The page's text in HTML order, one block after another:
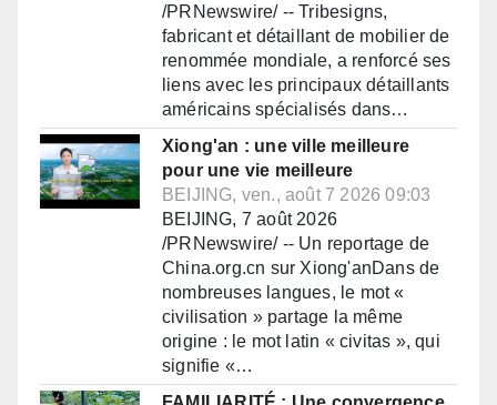
/PRNewswire/ -- Tribesigns,
fabricant et détaillant de mobilier de
renommée mondiale, a renforcé ses
liens avec les principaux détaillants
américains spécialisés dans…
Xiong'an : une ville meilleure
pour une vie meilleure
BEIJING, ven., août 7 2026 09:03
BEIJING, 7 août 2026
/PRNewswire/ -- Un reportage de
China.org.cn sur Xiong'anDans de
nombreuses langues, le mot «
civilisation » partage la même
origine : le mot latin « civitas », qui
signifie «…